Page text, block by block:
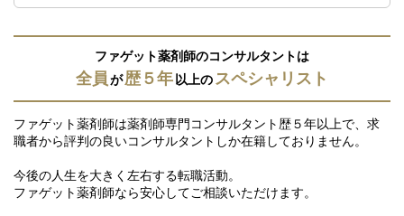
ファゲット薬剤師のコンサルタントは
全員が歴５年以上のスペシャリスト
ファゲット薬剤師は薬剤師専門コンサルタント歴５年以上で、求
職者から評判の良いコンサルタントしか在籍しておりません。
今後の人生を大きく左右する転職活動。
ファゲット薬剤師なら安心してご相談いただけます。